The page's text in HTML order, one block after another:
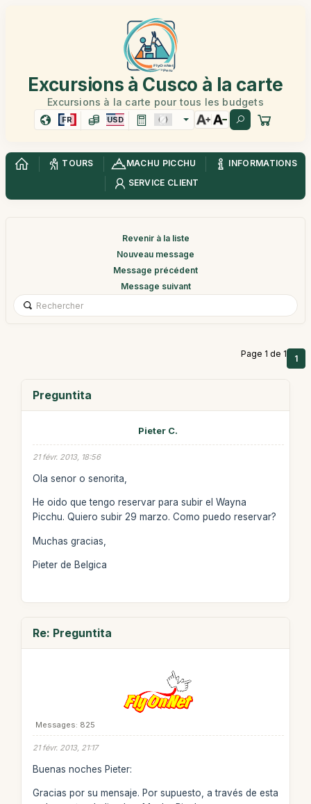
Excursions à Cusco à la carte
Excursions à la carte pour tous les budgets
FR USD
TOURS MACHU PICCHU
INFORMATIONS
SERVICE CLIENT
Revenir à la liste
Nouveau message
Message précédent
Message suivant
Page 1 de 1 1
Preguntita
Pieter C.
21 févr. 2013, 18:56
Ola senor o senorita,
He oido que tengo reservar para subir el Wayna
Picchu. Quiero subir 29 marzo. Como puedo reservar?
Muchas gracias,
Pieter de Belgica
Re: Preguntita
Messages: 825
21 févr. 2013, 21:17
Buenas noches Pieter:
Gracias por su mensaje. Por supuesto, a través de esta